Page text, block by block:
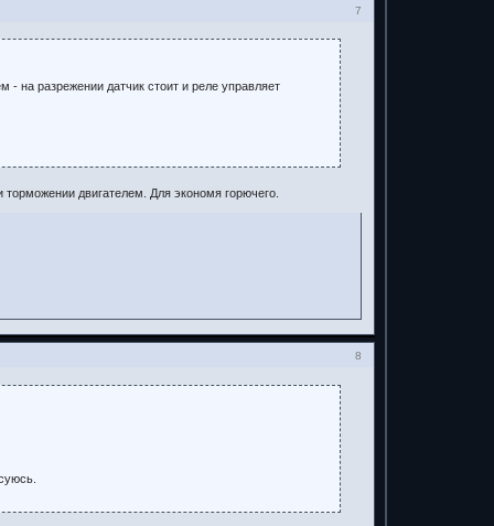
7
на разрежении датчик стоит и реле управляет
двигателем. Для экономя горючего.
8